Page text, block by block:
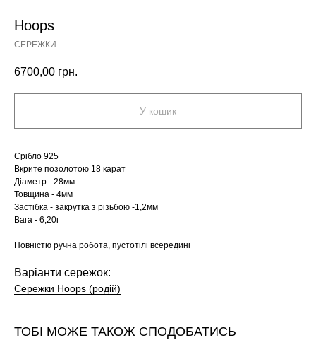
Hoops
СЕРЕЖКИ
6700,00 грн.
У кошик
Срібло 925
Вкрите позолотою 18 карат
Діаметр - 28мм
Товщина - 4мм
Застібка - закрутка з різьбою -1,2мм
Вага - 6,20г
Повністю ручна робота, пустотілі всередині
Варіанти сережок:
Сережки Hoops (родій)
ТОБІ МОЖЕ ТАКОЖ СПОДОБАТИСЬ